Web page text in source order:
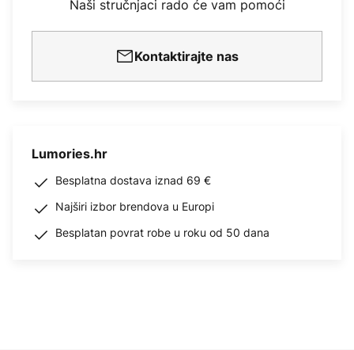
Naši stručnjaci rado će vam pomoći
Kontaktirajte nas
Lumories.hr
Besplatna dostava iznad 69 €
Najširi izbor brendova u Europi
Besplatan povrat robe u roku od 50 dana